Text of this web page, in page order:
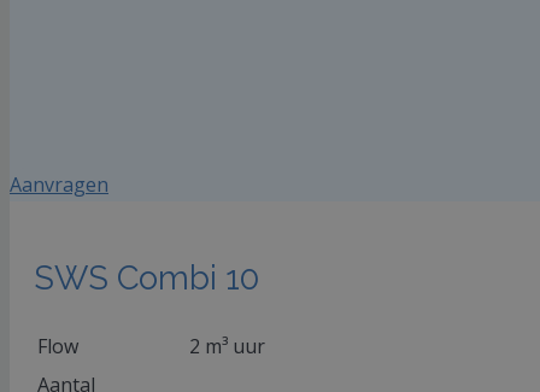
Aanvragen
SWS Combi 10
Flow
2 m³ uur
Aantal